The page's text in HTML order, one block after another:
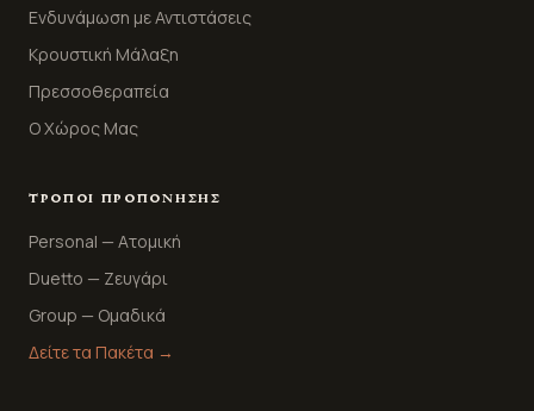
Ενδυνάμωση με Αντιστάσεις
Κρουστική Μάλαξη
Πρεσσοθεραπεία
Ο Χώρος Μας
ΤΡΌΠΟΙ ΠΡΟΠΌΝΗΣΗΣ
Personal — Ατομική
Duetto — Ζευγάρι
Group — Ομαδικά
Δείτε τα Πακέτα →